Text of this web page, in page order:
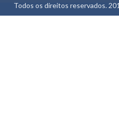
Todos os direitos reservados.